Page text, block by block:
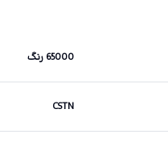
65000 رنگ
CSTN